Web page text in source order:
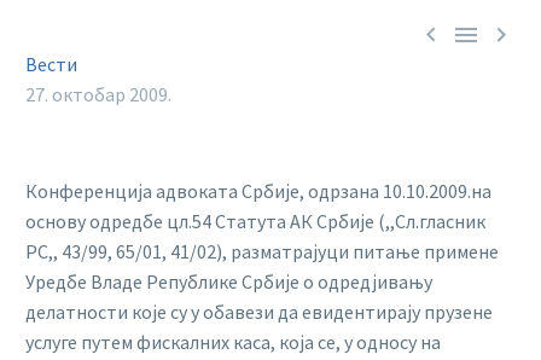
  
Вести
27. октобар 2009.
Конференција адвоката Србије, одрзана 10.10.2009.на
основу одредбе цл.54 Статута АК Србије (,,Сл.гласник
РС,, 43/99, 65/01, 41/02), разматрајуци питање примене
Уредбе Владе Републике Србије о одредјивању
делатности које су у обавези да евидентирају прузене
услуге путем фискалних каса, која се, у односу на